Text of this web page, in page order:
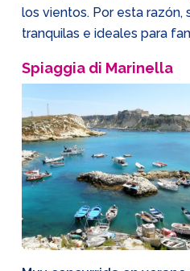
los vientos. Por esta razón,
tranquilas e ideales para
Spiaggia di Marinella